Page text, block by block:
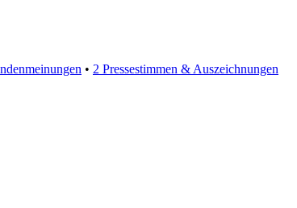
• 2 Pressestimmen & Auszeichnungen